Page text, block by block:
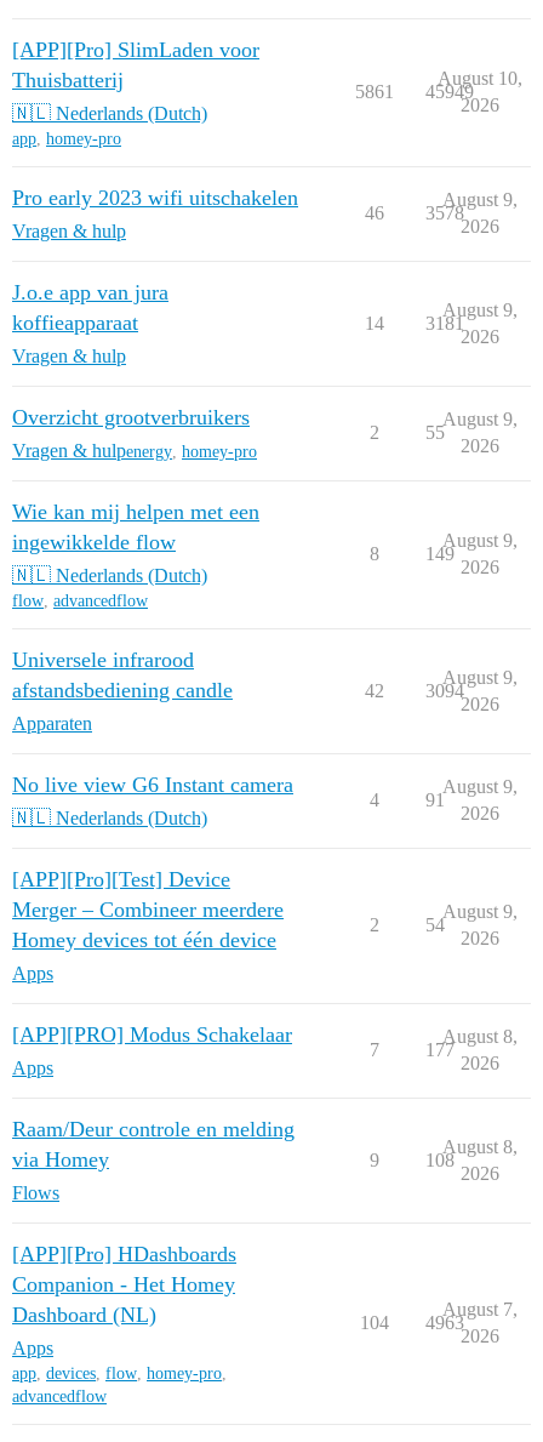
[APP][Pro] SlimLaden voor
Thuisbatterij
🇳🇱 Nederlands (Dutch)
app, homey-pro
5861 45949
August 10,
2026
Pro early 2023 wifi uitschakelen
Vragen & hulp
46 3578
August 9,
2026
J.o.e app van jura
koffieapparaat
Vragen & hulp
14 3181
August 9,
2026
Overzicht grootverbruikers
Vragen & hulpenergy homey-pro
2 55
August 9,
2026
Wie kan mij helpen met een
ingewikkelde flow
🇳🇱 Nederlands (Dutch)
flow, advancedflow
8 149
August 9,
2026
Universele infrarood
afstandsbediening candle
Apparaten
42 3094
August 9,
2026
No live view G6 Instant camera
🇳🇱 Nederlands (Dutch)
4 91
August 9,
2026
[APP][Pro][Test] Device
Merger – Combineer meerdere
Homey devices tot één device
Apps
2 54
August 9,
2026
[APP][PRO] Modus Schakelaar
Apps
7 177
August 8,
2026
Raam/Deur controle en melding
via Homey
Flows
9 108
August 8,
2026
[APP][Pro] HDashboards
Companion - Het Homey
Dashboard (NL)
Apps
app, devices, flow, homey-pro,
advancedflow
104 4963
August 7,
2026